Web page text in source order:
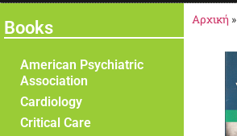
Books
American Psychiatric
Association
Cardiology
Critical Care
Αρχική »